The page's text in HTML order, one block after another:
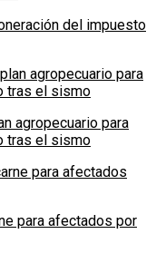
del impuesto
agropecuario para
tras el sismo
para afectados por